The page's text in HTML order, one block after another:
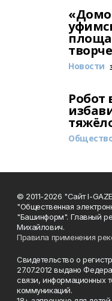
Новости
Робот
© 2011-2026 "Сайт I-
"Общественная
"Башинформ". Главный
Михайлович.
Правила применения
Свидетельство о
27.07.2012 выдано
связи, информационных
коммуникаций.